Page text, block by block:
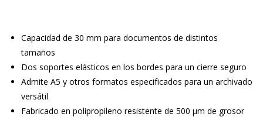
Capacidad de 30 mm para documentos de distintos
tamaños
Dos soportes elásticos en los bordes para un cierre seguro
Admite A5 y otros formatos especificados para un archivado
versátil
Fabricado en polipropileno resistente de 500 µm de grosor